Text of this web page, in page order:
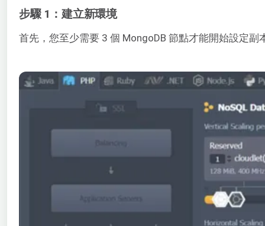
步驟 1：建立新環境
首先，您至少需要 3 個 MongoDB 節點才能開始設定